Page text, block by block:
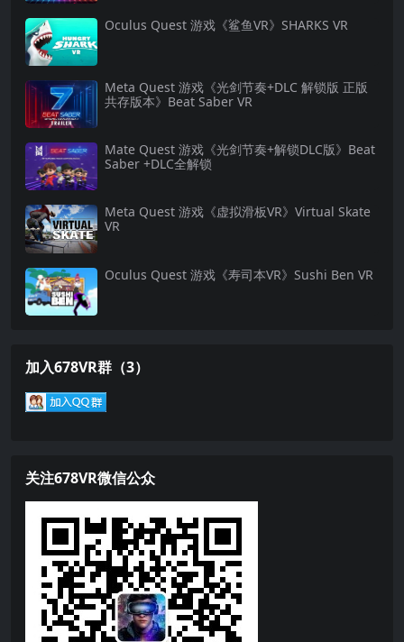
Oculus Quest 游戏《鲨鱼VR》SHARKS VR
Meta Quest 游戏《光剑节奏+DLC 解锁版 正版
共存版本》Beat Saber VR
Mate Quest 游戏《光剑节奏+解锁DLC版》Beat
Saber +DLC全解锁
Meta Quest 游戏《虚拟滑板VR》Virtual Skate
VR
Oculus Quest 游戏《寿司本VR》Sushi Ben VR
加入678VR群（3）
关注678VR微信公众